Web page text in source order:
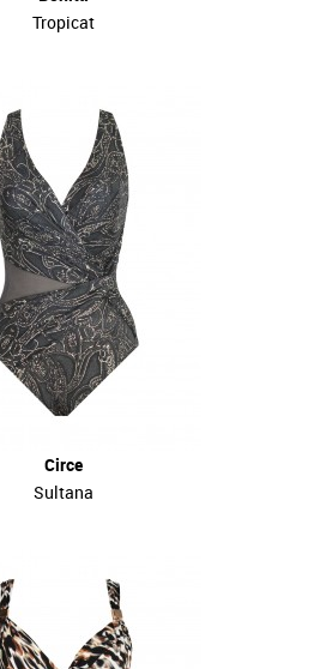
Tropicat
Circe
Sultana